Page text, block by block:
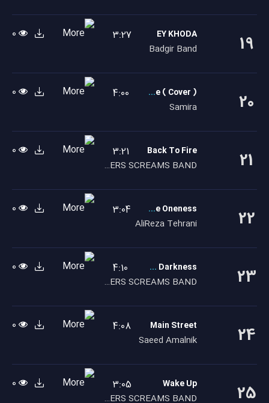
19
EY KHODA
Badgir Band
3:27
20
My Live ( Cover )
Samira
4:00
21
Back To Fire
EASTERS SCREAMS BAND
3:21
22
The Oneness
AliReza Tehrani
3:04
23
King Of The Darkness
EASTERS SCREAMS BAND
4:10
24
Main Street
Saeed Amalnik
4:08
25
Wake Up
EASTERS SCREAMS BAND
3:05